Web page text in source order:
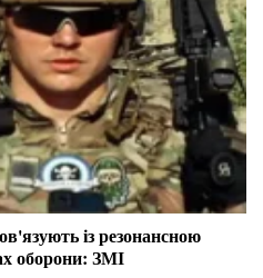
із резонансною
оборони: ЗМІ